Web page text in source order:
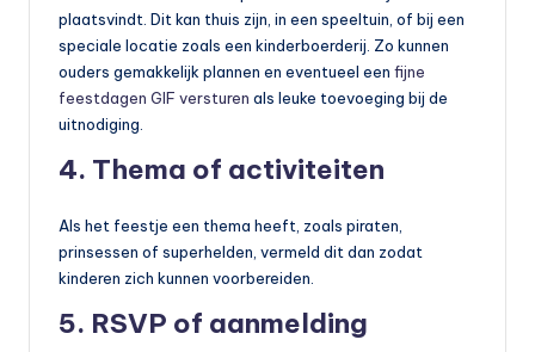
plaatsvindt. Dit kan thuis zijn, in een speeltuin, of bij een
speciale locatie zoals een kinderboerderij. Zo kunnen
ouders gemakkelijk plannen en eventueel een fijne
feestdagen GIF versturen als leuke toevoeging bij de
uitnodiging.
4. Thema of activiteiten
Als het feestje een thema heeft, zoals piraten,
prinsessen of superhelden, vermeld dit dan zodat
kinderen zich kunnen voorbereiden.
5. RSVP of aanmelding